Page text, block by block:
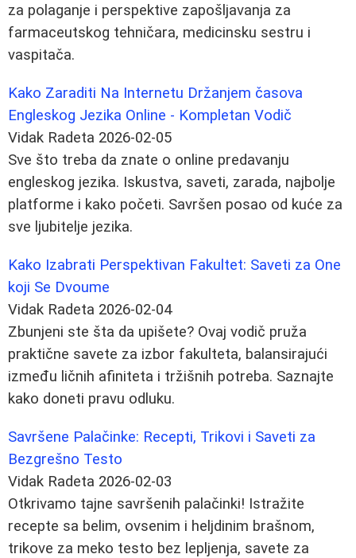
za polaganje i perspektive zapošljavanja za
farmaceutskog tehničara, medicinsku sestru i
vaspitača.
Kako Zaraditi Na Internetu Držanjem časova
Engleskog Jezika Online - Kompletan Vodič
Vidak Radeta 2026-02-05
Sve što treba da znate o online predavanju
engleskog jezika. Iskustva, saveti, zarada, najbolje
platforme i kako početi. Savršen posao od kuće za
sve ljubitelje jezika.
Kako Izabrati Perspektivan Fakultet: Saveti za One
koji Se Dvoume
Vidak Radeta 2026-02-04
Zbunjeni ste šta da upišete? Ovaj vodič pruža
praktične savete za izbor fakulteta, balansirajući
između ličnih afiniteta i tržišnih potreba. Saznajte
kako doneti pravu odluku.
Savršene Palačinke: Recepti, Trikovi i Saveti za
Bezgrešno Testo
Vidak Radeta 2026-02-03
Otkrivamo tajne savršenih palačinki! Istražite
recepte sa belim, ovsenim i heljdinim brašnom,
trikove za meko testo bez lepljenja, savete za